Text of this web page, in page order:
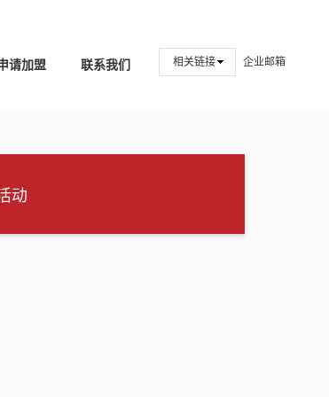
请加盟 联系我们 相关链接 企业邮箱
动